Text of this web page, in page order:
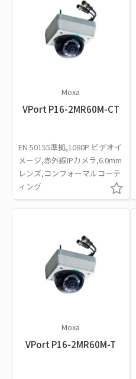
Moxa
VPort P16-2MR60M-CT
EN 50155準拠,1080P ビデオイ
メージ,赤外線IPカメラ,6.0mm
レンズ,コンフォーマルコーテ
ィング
Moxa
VPort P16-2MR60M-T